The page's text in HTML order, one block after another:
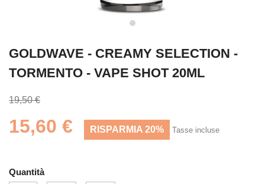
GOLDWAVE - CREAMY SELECTION -
TORMENTO - VAPE SHOT 20ML
19,50 €
15,60 € RISPARMIA 20% Tasse incluse
Quantità